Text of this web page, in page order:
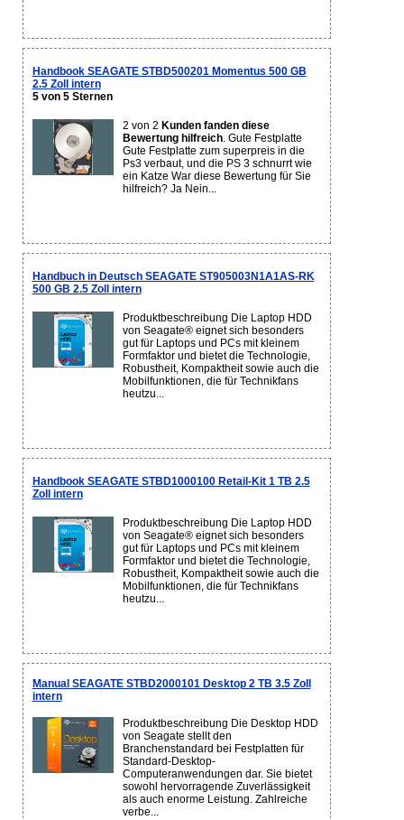
Handbook SEAGATE STBD500201 Momentus 500 GB
2.5 Zoll intern
5 von 5 Sternen
2 von 2 Kunden fanden diese
Bewertung hilfreich. Gute Festplatte
Gute Festplatte zum superpreis in die
Ps3 verbaut, und die PS 3 schnurrt wie
ein Katze War diese Bewertung für Sie
hilfreich? Ja Nein...
Handbuch in Deutsch SEAGATE ST905003N1A1AS-RK
500 GB 2.5 Zoll intern
Produktbeschreibung Die Laptop HDD
von Seagate® eignet sich besonders
gut für Laptops und PCs mit kleinem
Formfaktor und bietet die Technologie,
Robustheit, Kompaktheit sowie auch die
Mobilfunktionen, die für Technikfans
heutzu...
Handbook SEAGATE STBD1000100 Retail-Kit 1 TB 2.5
Zoll intern
Produktbeschreibung Die Laptop HDD
von Seagate® eignet sich besonders
gut für Laptops und PCs mit kleinem
Formfaktor und bietet die Technologie,
Robustheit, Kompaktheit sowie auch die
Mobilfunktionen, die für Technikfans
heutzu...
Manual SEAGATE STBD2000101 Desktop 2 TB 3.5 Zoll
intern
Produktbeschreibung Die Desktop HDD
von Seagate stellt den
Branchenstandard bei Festplatten für
Standard-Desktop-
Computeranwendungen dar. Sie bietet
sowohl hervorragende Zuverlässigkeit
als auch enorme Leistung. Zahlreiche
verbe...